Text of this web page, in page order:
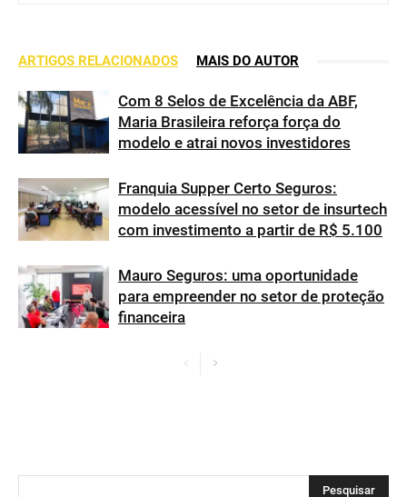
ARTIGOS RELACIONADOS MAIS DO AUTOR
Com 8 Selos de Excelência da ABF,
Maria Brasileira reforça força do
modelo e atrai novos investidores
Franquia Supper Certo Seguros:
modelo acessível no setor de insurtech
com investimento a partir de R$ 5.100
Mauro Seguros: uma oportunidade
para empreender no setor de proteção
financeira